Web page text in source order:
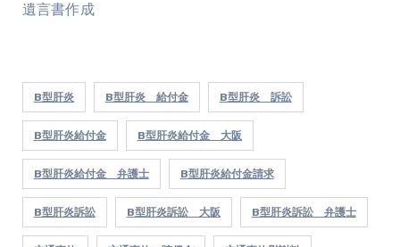
遺言書作成
B型肝炎 B型肝炎 給付金 B型肝炎 訴訟
B型肝炎給付金 B型肝炎給付金 大阪
B型肝炎給付金 弁護士 B型肝炎給付金請求
B型肝炎訴訟 B型肝炎訴訟 大阪 B型肝炎訴訟 弁護士